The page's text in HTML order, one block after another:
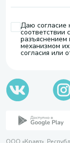
Даю согласие
соответствии с
разъяснением
механизмом
согласия или